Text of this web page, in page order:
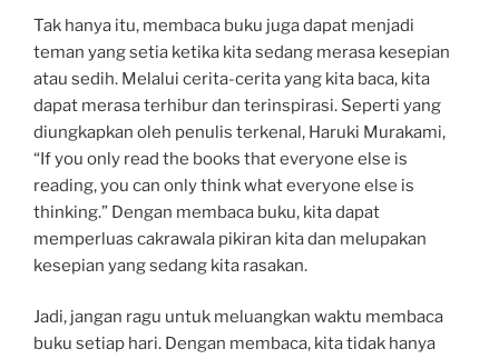
Tak hanya itu, membaca buku juga dapat menjadi
teman yang setia ketika kita sedang merasa kesepian
atau sedih. Melalui cerita-cerita yang kita baca, kita
dapat merasa terhibur dan terinspirasi. Seperti yang
diungkapkan oleh penulis terkenal, Haruki Murakami,
“If you only read the books that everyone else is
reading, you can only think what everyone else is
thinking.” Dengan membaca buku, kita dapat
memperluas cakrawala pikiran kita dan melupakan
kesepian yang sedang kita rasakan.
Jadi, jangan ragu untuk meluangkan waktu membaca
buku setiap hari. Dengan membaca, kita tidak hanya